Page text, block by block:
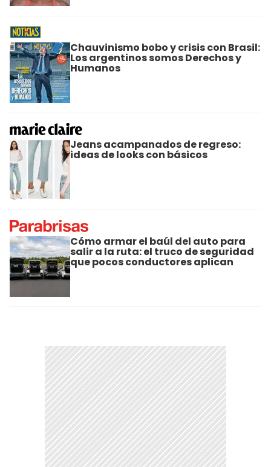
Chauvinismo bobo y crisis con Brasil:
Los argentinos somos Derechos y
Humanos
Jeans acampanados de regreso:
ideas de looks con básicos
Cómo armar el baúl del auto para
salir a la ruta: el truco de seguridad
que pocos conductores aplican